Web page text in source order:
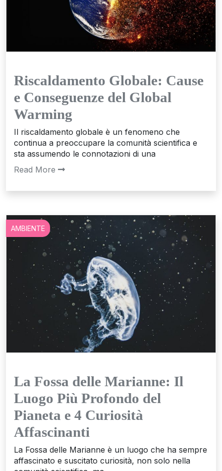
Riscaldamento Globale: Cause
e Conseguenze del Global
Warming
Il riscaldamento globale è un fenomeno che
continua a preoccupare la comunità scientifica e
sta assumendo le connotazioni di una
Read More
AMBIENTE
La Fossa delle Marianne: Il
Luogo Più Profondo del
Pianeta e 4 Curiosità
Affascinanti
La Fossa delle Marianne è un luogo che ha sempre
affascinato e suscitato curiosità, non solo nella